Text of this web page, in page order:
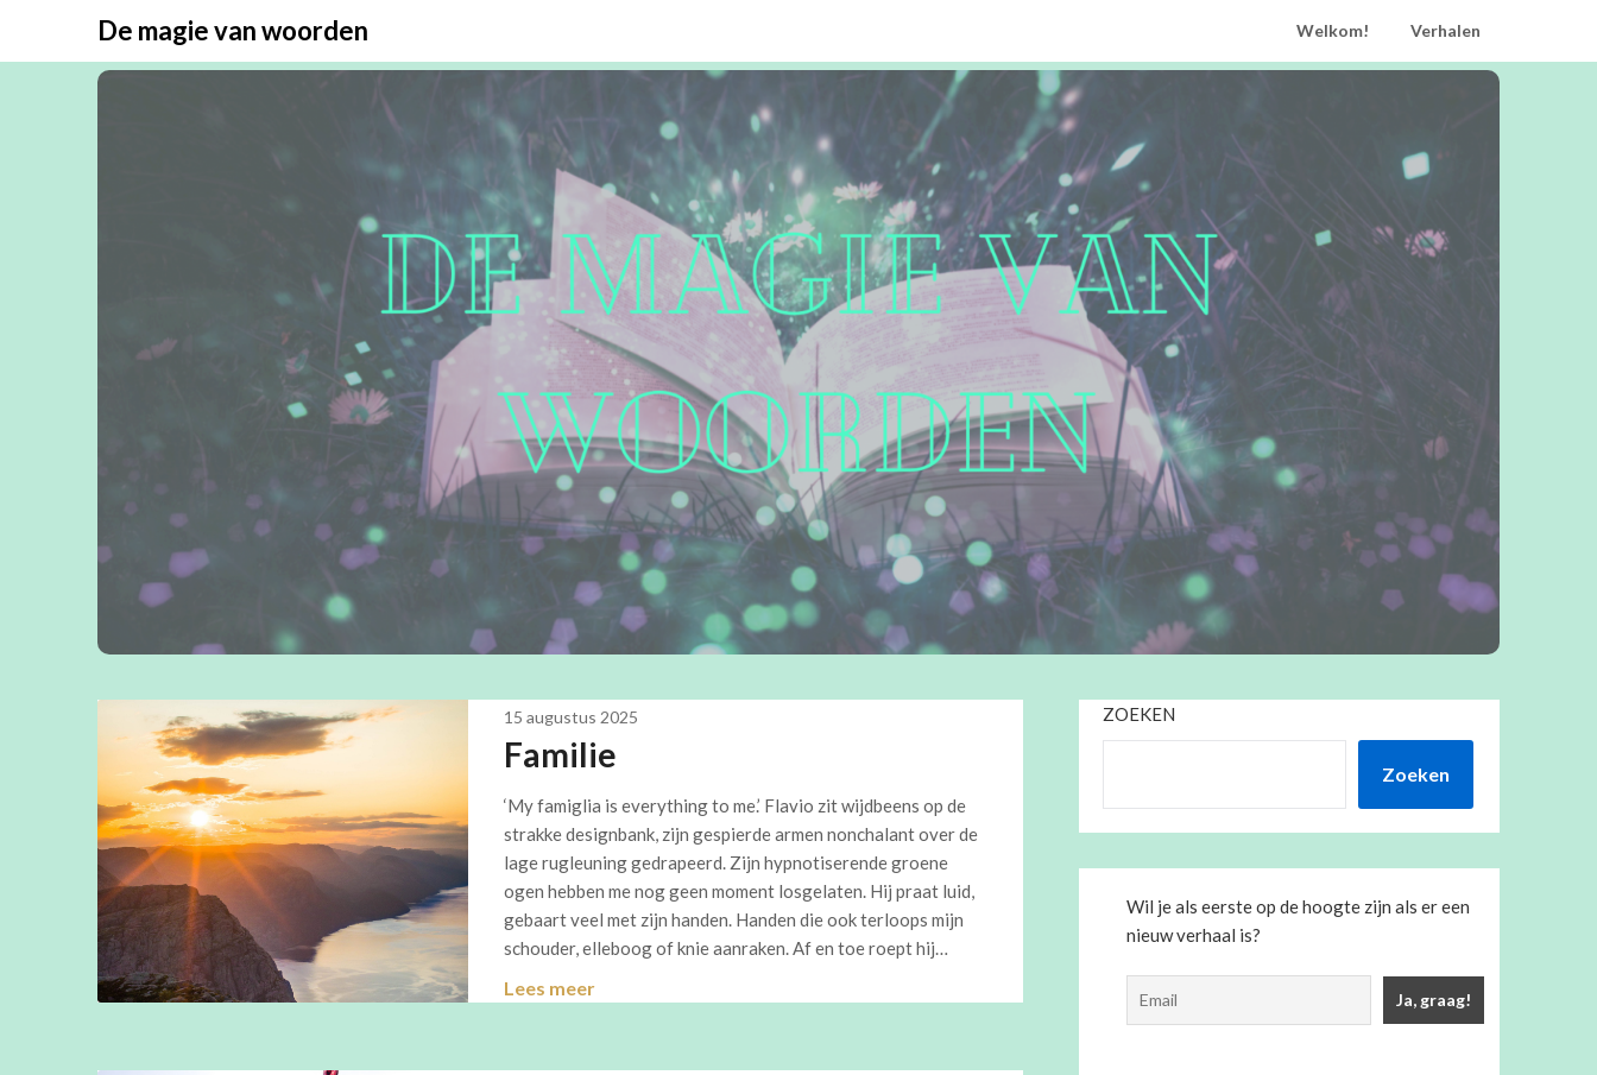
De magie van woorden Welkom! Verhalen
15 augustus 2025
Familie
‘My famiglia is everything to me.’ Flavio zit wijdbeens op de
strakke designbank, zijn gespierde armen nonchalant over de
lage rugleuning gedrapeerd. Zijn hypnotiserende groene
ogen hebben me nog geen moment losgelaten. Hij praat luid,
gebaart veel met zijn handen. Handen die ook terloops mijn
schouder, elleboog of knie aanraken. Af en toe roept hij…
Lees meer
ZOEKEN
Zoeken
Wil je als eerste op de hoogte zijn als er een
nieuw verhaal is?